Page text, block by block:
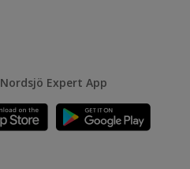
Nordsjö Expert App